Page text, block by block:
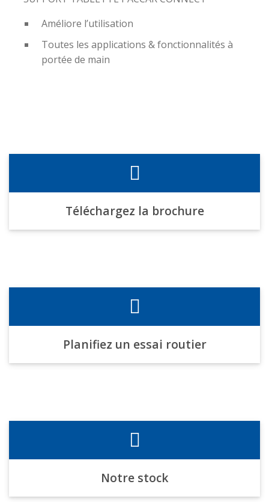
Améliore l’utilisation
Toutes les applications & fonctionnalités à
portée de main
Téléchargez la brochure
Planifiez un essai routier
Notre stock